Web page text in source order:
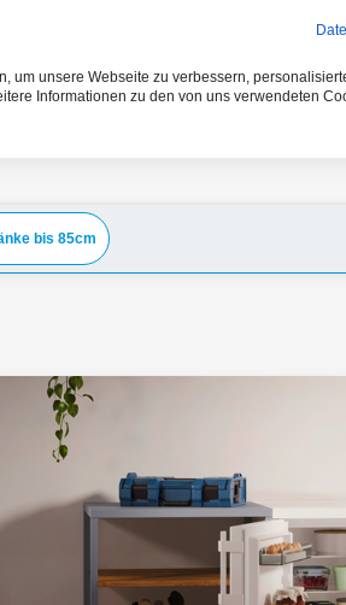
bis 85cm
um unsere Webseite zu verbessern,
Informationen zu den von uns verwendeten